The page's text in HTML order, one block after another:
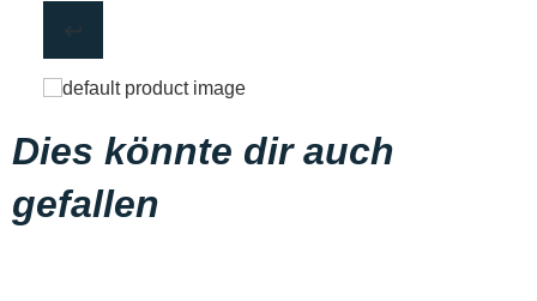
Dies könnte dir auch
gefallen